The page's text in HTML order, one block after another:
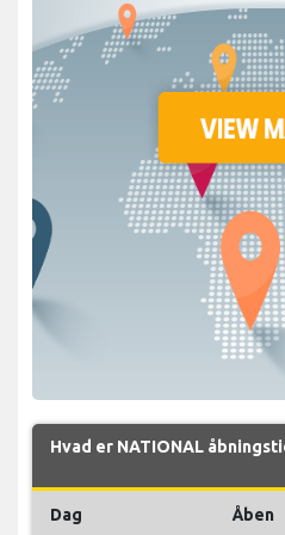
Hvad er NATIONAL
Dag Åben